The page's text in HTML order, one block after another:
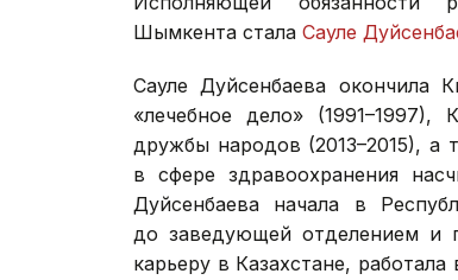
Шымкента стала Сауле
Сауле Дуйсенбаева окончила
«лечебное дело» (1991–1997),
дружбы народов (2013–2015), а
в сфере здравоохранения
Дуйсенбаева начала в
до заведующей отделением и
карьеру в Казахстане,